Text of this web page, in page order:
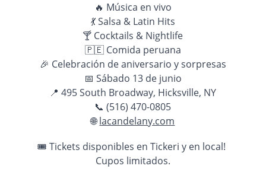
🔥 Música en vivo
💃 Salsa & Latin Hits
🍸 Cocktails & Nightlife
🇵🇪 Comida peruana
🎉 Celebración de aniversario y sorpresas
📅 Sábado 13 de junio
📍 495 South Broadway, Hicksville, NY
📞 (516) 470-0805
🌐 lacandelany.com
🎟️ Tickets disponibles en Tickeri y en local!
Cupos limitados.